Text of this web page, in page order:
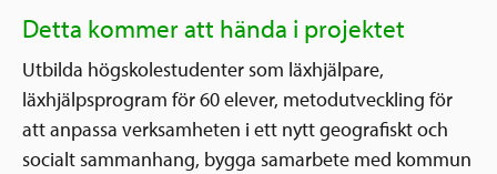
Detta kommer att hända i projektet
Utbilda högskolestudenter som läxhjälpare,
läxhjälpsprogram för 60 elever, metodutveckling för
att anpassa verksamheten i ett nytt geografiskt och
socialt sammanhang, bygga samarbete med kommun